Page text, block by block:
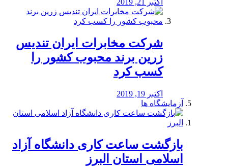
اکتبر 21, 2019
شرکت مخابرات ایران تندیس
زرین برند محبوب کشور را
کسب کرد
اکتبر 19, 2019
آزمایشگاه ها
بازگشت ساعت کاری دانشگاه آزاد
اسلامی استان البرز